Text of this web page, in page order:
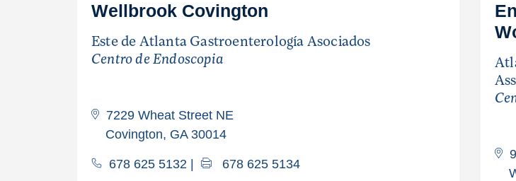
Wellbrook Covington
Este de Atlanta Gastroenterología Asociados
Centro de Endoscopia
7229 Wheat Street NE
Covington, GA 30014
678 625 5132 678 625 5134